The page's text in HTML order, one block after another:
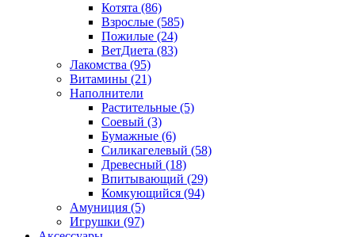
Котята (86)
Взрослые (585)
Пожилые (24)
ВетДиета (83)
Лакомства (95)
Витамины (21)
Наполнители
Растительные (5)
Соевый (3)
Бумажные (6)
Силикагелевый (58)
Древесный (18)
Впитывающий (29)
Комкующийся (94)
Амуниция (5)
Игрушки (97)